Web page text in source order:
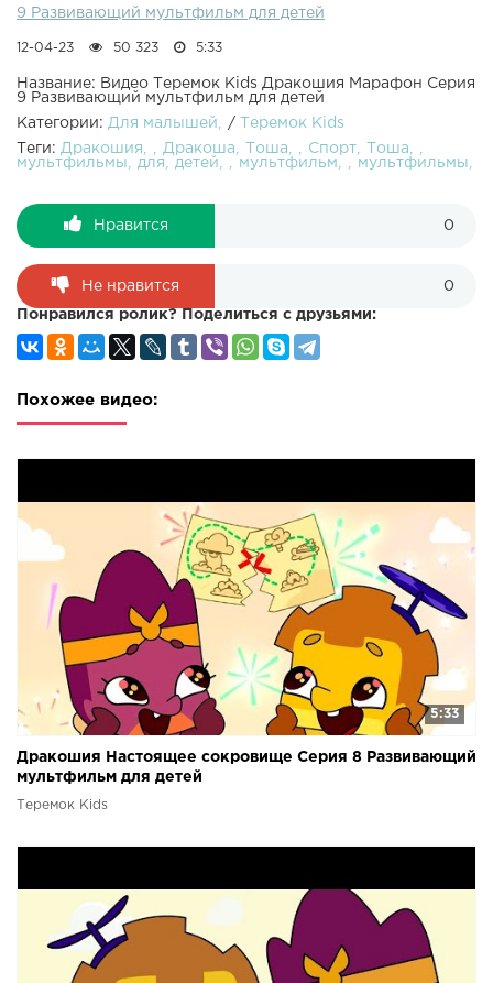
9 Развивающий мультфильм для детей
12-04-23 50 323 5:33
Название: Видео Теремок Kids Дракошия Марафон Серия
9 Развивающий мультфильм для детей
Категории: Для малышей /
Теремок Kids
Теги: Дракошия Дракоша Тоша Спорт
Тоша
мультфильмы
для детей мультфильм мультфильмы
Нравится 0
Не нравится 0
Понравился ролик? Поделиться с друзьями:
Похожее видео:
5:33
Дракошия Настоящее сокровище Серия 8 Развивающий
мультфильм для детей
Теремок Kids